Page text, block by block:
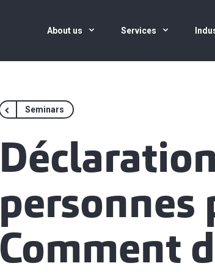
About us Services
Seminars
personnes
Comment